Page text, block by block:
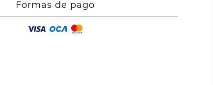
Formas de pago